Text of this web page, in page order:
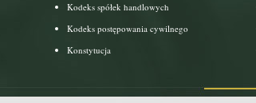
Kodeks spółek handlowych
Kodeks postępowania cywilnego
Konstytucja